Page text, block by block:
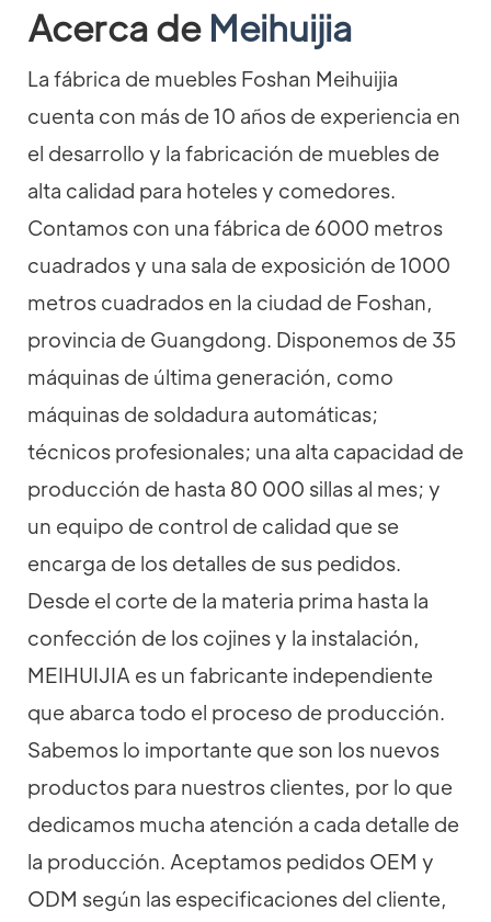
Acerca de Meihuijia
La fábrica de muebles Foshan Meihuijia
cuenta con más de 10 años de experiencia en
el desarrollo y la fabricación de muebles de
alta calidad para hoteles y comedores.
Contamos con una fábrica de 6000 metros
cuadrados y una sala de exposición de 1000
metros cuadrados en la ciudad de Foshan,
provincia de Guangdong. Disponemos de 35
máquinas de última generación, como
máquinas de soldadura automáticas;
técnicos profesionales; una alta capacidad de
producción de hasta 80 000 sillas al mes; y
un equipo de control de calidad que se
encarga de los detalles de sus pedidos.
Desde el corte de la materia prima hasta la
confección de los cojines y la instalación,
MEIHUIJIA es un fabricante independiente
que abarca todo el proceso de producción.
Sabemos lo importante que son los nuevos
productos para nuestros clientes, por lo que
dedicamos mucha atención a cada detalle de
la producción. Aceptamos pedidos OEM y
ODM según las especificaciones del cliente,